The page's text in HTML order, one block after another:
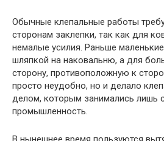
Обычные клепальные работы
сторонам заклепки, так как для
немалые усилия. Раньше
шляпкой на наковальню, а для
сторону, противоположную к
просто неудобно, но и делало
делом, которым занимались лишь
промышленность.